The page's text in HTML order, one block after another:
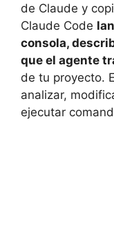
de Claude y
Claude Code
consola,
que el agente
de tu proyecto.
analizar,
ejecutar